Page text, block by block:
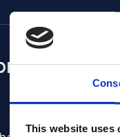
This website uses